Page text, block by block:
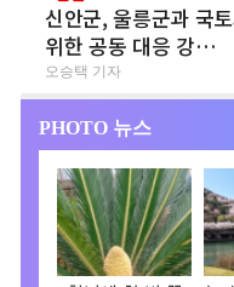
신안군, 울릉군과 국
위한 공동 대응 강…
오승택 기자
PHOTO 뉴스